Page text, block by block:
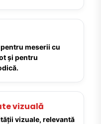
meserii cu
și pentru
vizuală
vizuale, relevantă